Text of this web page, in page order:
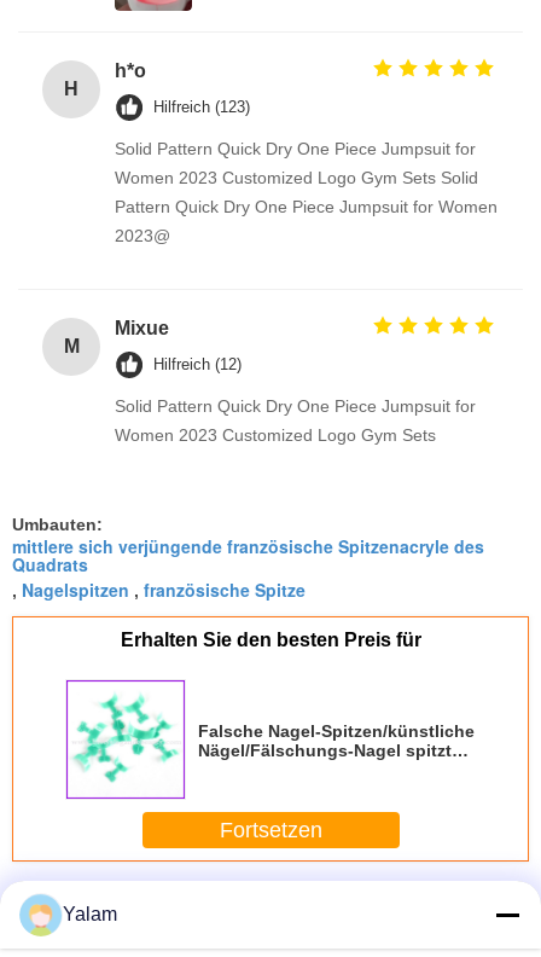
H
h*o
Hilfreich (123)
Solid Pattern Quick Dry One Piece Jumpsuit for
Women 2023 Customized Logo Gym Sets Solid
Pattern Quick Dry One Piece Jumpsuit for Women
2023@
M
Mixue
Hilfreich (12)
Solid Pattern Quick Dry One Piece Jumpsuit for
Women 2023 Customized Logo Gym Sets
Umbauten:
mittlere sich verjüngende französische Spitzenacryle des
Quadrats
, Nagelspitzen , französische Spitze
Erhalten Sie den besten Preis für
Falsche Nagel-Spitzen/künstliche
Nägel/Fälschungs-Nagel spitzt
Fortsetzen
Mehr
Yalam